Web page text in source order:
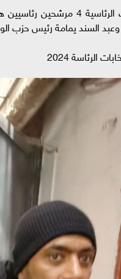
ويتنافس في الانتخابات
وعبد السند يمامة رئيس حزب